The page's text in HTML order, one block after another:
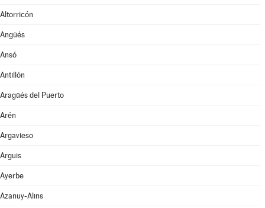
Altorricón
Angüés
Ansó
Antillón
Aragüés del Puerto
Arén
Argavieso
Arguis
Ayerbe
Azanuy-Alins